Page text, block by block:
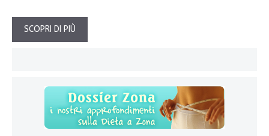
SCOPRI DI PIÙ